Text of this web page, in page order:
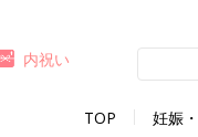
TOP 妊娠
内祝い